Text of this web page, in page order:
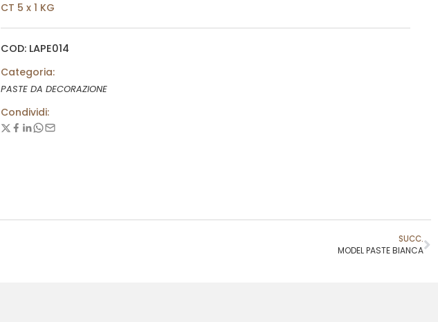
CT 5 x 1 KG
COD: LAPE014
Categoria:
PASTE DA DECORAZIONE
Condividi:
SUCC.
MODEL PASTE BIANCA